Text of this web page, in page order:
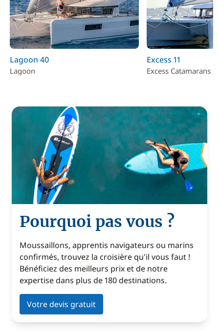
Lagoon 40
Lagoon
Excess 11
Excess Catamarans
Pourquoi pas vous ?
Moussaillons, apprentis navigateurs ou marins
confirmés, trouvez la croisière qu'il vous faut !
Bénéficiez des meilleurs prix et de notre
expertise dans plus de 180 destinations.
Votre devis gratuit